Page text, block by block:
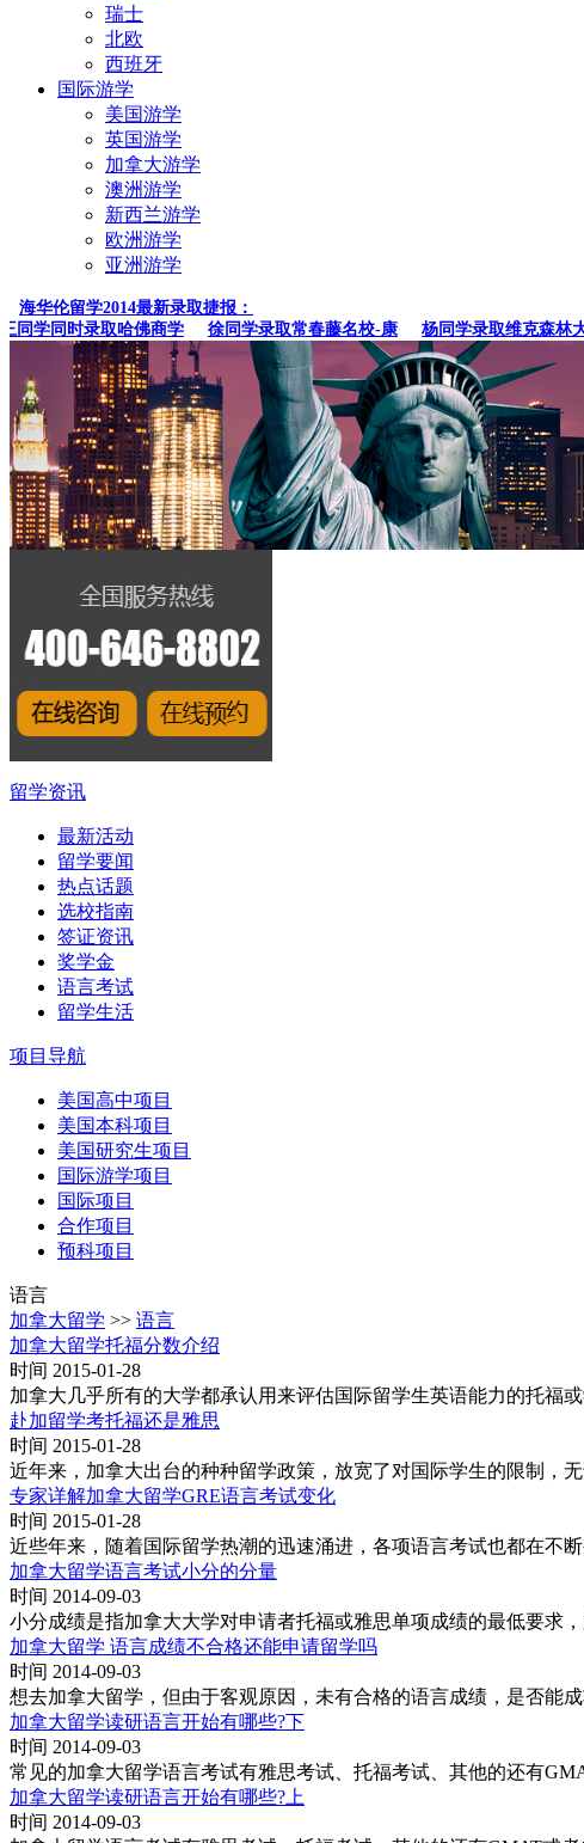
瑞士
北欧
西班牙
国际游学
美国游学
英国游学
加拿大游学
澳洲游学
新西兰游学
欧洲游学
亚洲游学
海华伦留学2014最新录取捷报：
学同时录取哈佛商学
徐同学录取常春藤名校-康 杨同学录取维克森林大学
留学资讯
最新活动
留学要闻
热点话题
选校指南
签证资讯
奖学金
语言考试
留学生活
项目导航
美国高中项目
美国本科项目
美国研究生项目
国际游学项目
国际项目
合作项目
预科项目
语言
加拿大留学 >> 语言
加拿大留学托福分数介绍
时间 2015-01-28
加拿大几乎所有的大学都承认用来评估国际留学生英语能力的托福
赴加留学考托福还是雅思
时间 2015-01-28
近年来，加拿大出台的种种留学政策，放宽了对国际学生的限制，
专家详解加拿大留学GRE语言考试变化
时间 2015-01-28
近些年来，随着国际留学热潮的迅速涌进，各项语言考试也都在不
加拿大留学语言考试小分的分量
时间 2014-09-03
小分成绩是指加拿大大学对申请者托福或雅思单项成绩的最低要求
加拿大留学 语言成绩不合格还能申请留学吗
时间 2014-09-03
想去加拿大留学，但由于客观原因，未有合格的语言成绩，是否能
加拿大留学读研语言开始有哪些?下
时间 2014-09-03
常见的加拿大留学语言考试有雅思考试、托福考试、其他的还有
加拿大留学读研语言开始有哪些?上
时间 2014-09-03